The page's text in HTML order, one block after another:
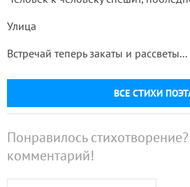
ВСЕ СТИХИ
Улица
Встречай теперь закаты и рассветы...
Понравилось
комментарий!